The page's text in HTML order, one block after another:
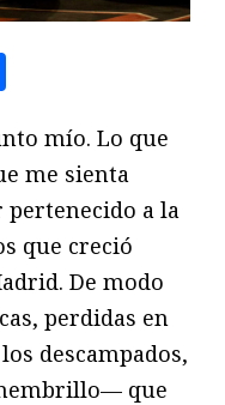
mío. Lo que
me sienta
a la
que creció
De modo
perdidas en
descampados,
que